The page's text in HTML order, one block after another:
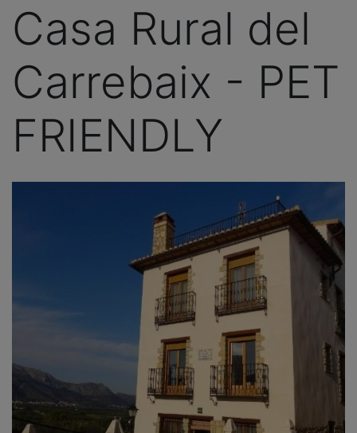
Casa Rural del
Carrebaix - PET
FRIENDLY